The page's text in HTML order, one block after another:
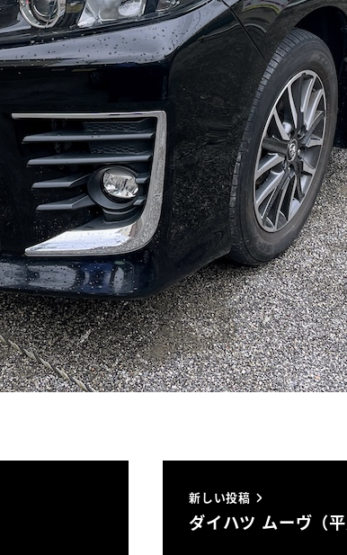
新しい投稿
ダイハツ ムーヴ（